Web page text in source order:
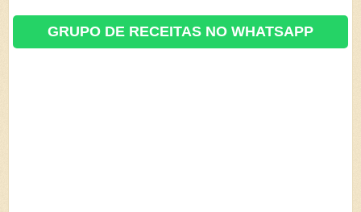
GRUPO DE RECEITAS NO WHATSAPP